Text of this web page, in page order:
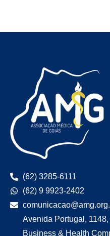
(62) 3285-6111
(62) 9 9923-2402
Avenida Portugal, 1148,
Business & Health